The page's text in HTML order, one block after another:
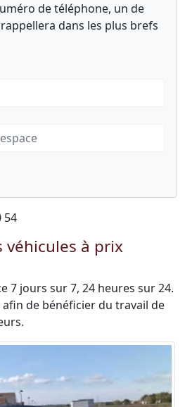
de téléphone, un de
dans les plus brefs
54
véhicules à prix
7 jours sur 7, 24 heures sur 24.
afin de bénéficier du travail de